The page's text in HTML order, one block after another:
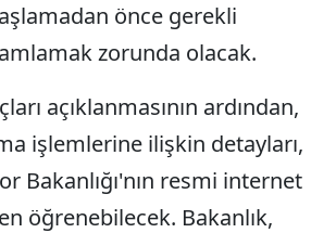
önce gerekli
zorunda olacak.
açıklanmasının ardından,
işlemlerine ilişkin detayları,
Bakanlığı'nın resmi internet
öğrenebilecek. Bakanlık,